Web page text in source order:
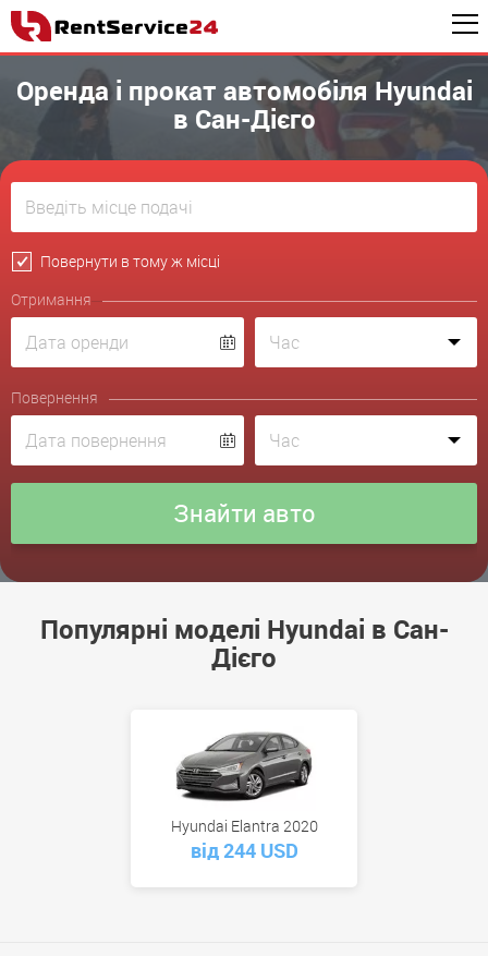
Оренда і прокат автомобіля Hyundai
в Сан-Дієго
Повернути в тому ж місці
Отримання
Повернення
Популярні моделі Hyundai в Сан-
Дієго
Hyundai Elantra 2020
від 244 USD